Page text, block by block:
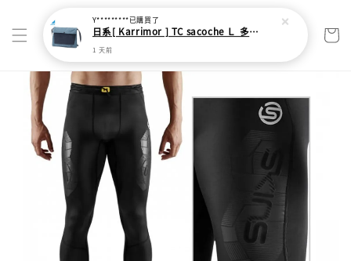
Y*********已購買了
日系[ Karrimor ] TC sacoche Ｌ 多功能輕旅收納袋
1 天前